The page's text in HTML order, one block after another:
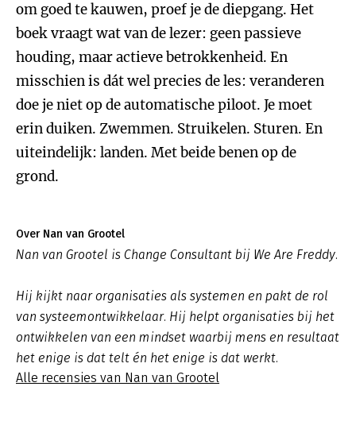
om goed te kauwen, proef je de diepgang. Het
boek vraagt wat van de lezer: geen passieve
houding, maar actieve betrokkenheid. En
misschien is dát wel precies de les: veranderen
doe je niet op de automatische piloot. Je moet
erin duiken. Zwemmen. Struikelen. Sturen. En
uiteindelijk: landen. Met beide benen op de
grond.
Over Nan van Grootel
Nan van Grootel is Change Consultant bij We Are Freddy.
Hij kijkt naar organisaties als systemen en pakt de rol
van systeemontwikkelaar. Hij helpt organisaties bij het
ontwikkelen van een mindset waarbij mens en resultaat
het enige is dat telt én het enige is dat werkt.
Alle recensies van Nan van Grootel